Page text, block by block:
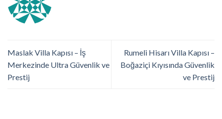
Maslak Villa Kapısı – İş
Merkezinde Ultra Güvenlik ve
Prestij
Rumeli Hisarı Villa Kapısı –
Boğaziçi Kıyısında Güvenlik
ve Prestij